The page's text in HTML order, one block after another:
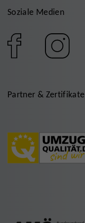
Soziale Medien
Partner & Zertifikate